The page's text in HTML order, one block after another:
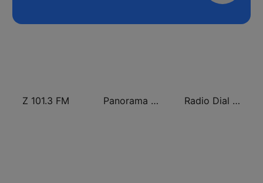
Z 101.3 FM Panorama 96.9 Radio Dial 670 AM